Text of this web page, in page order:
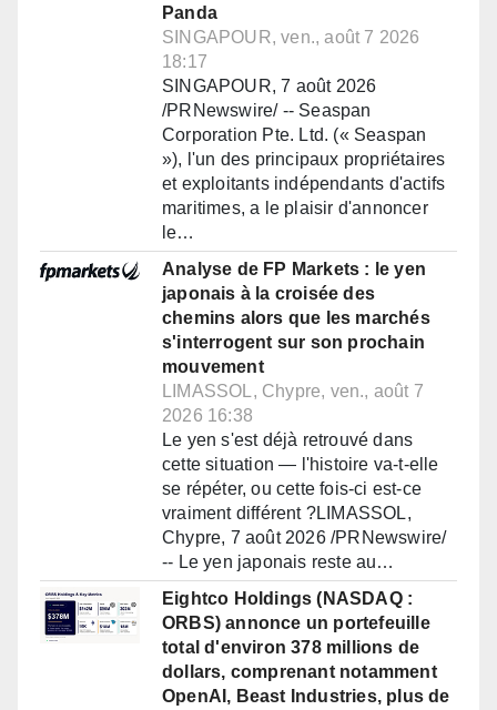
Panda
SINGAPOUR, ven., août 7 2026
18:17
SINGAPOUR, 7 août 2026
/PRNewswire/ -- Seaspan
Corporation Pte. Ltd. (« Seaspan
»), l'un des principaux propriétaires
et exploitants indépendants d'actifs
maritimes, a le plaisir d'annoncer
le…
Analyse de FP Markets : le yen
japonais à la croisée des
chemins alors que les marchés
s'interrogent sur son prochain
mouvement
LIMASSOL, Chypre, ven., août 7
2026 16:38
Le yen s'est déjà retrouvé dans
cette situation — l'histoire va-t-elle
se répéter, ou cette fois-ci est-ce
vraiment différent ?LIMASSOL,
Chypre, 7 août 2026 /PRNewswire/
-- Le yen japonais reste au…
Eightco Holdings (NASDAQ :
ORBS) annonce un portefeuille
total d'environ 378 millions de
dollars, comprenant notamment
OpenAI, Beast Industries, plus de